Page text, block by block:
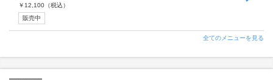
￥ 12,100 （税込）
販売中
全てのメニューを見る